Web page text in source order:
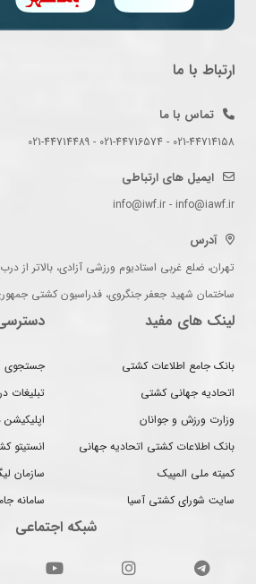
ارتباط با ما
تماس با ما
021-44714158 - 021-44716574 - 021-44714489
ایمیل های ارتباطی
info@iwf.ir - info@iawf.ir
آدرس
تهران، ضلع غربی استادیوم ورزشی آزادی، بالاتر از
ساختمان شهید جعفر جنگروی، فدراسیون کشتی
لینک های مفید
بانک جامع اطلاعات کشتی
اتحادیه جهانی کشتی
وزارت ورزش و جوانان
بانک اطلاعات کشتی اتحادیه جهانی
کمیته ملی المپیک
سایت شورای کشتی آسیا
جستجوی
تبلیغات
اپلیکیشن
انستیتو
سازمان
سامانه
شبکه اجتماعی